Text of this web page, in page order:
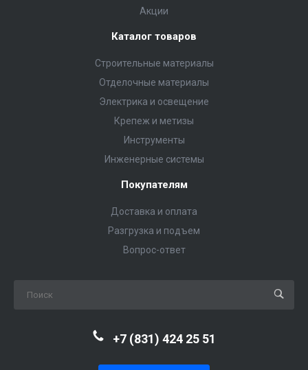
Акции
Каталог товаров
Строительные материалы
Отделочные материалы
Электрика и освещение
Крепеж и метизы
Инструменты
Инженерные системы
Покупателям
Доставка и оплата
Разгрузка и подъем
Вопрос-ответ
+7 (831) 424 25 51